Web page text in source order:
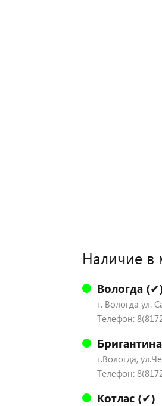
Наличие в
Вологда
г. Вологда ул.
Телефон:
г.Вологда,
Телефон:
Котлас (✔)